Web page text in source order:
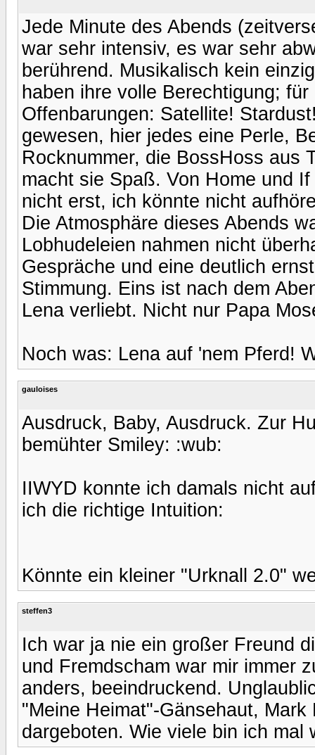
Jede Minute des Abends
war sehr intensiv, es war sehr
berührend. Musikalisch kein
haben ihre volle Berechtigung;
Offenbarungen: Satellite!
gewesen, hier jedes eine Perle,
Rocknummer, die BossHoss aus
macht sie Spaß. Von Home und
nicht erst, ich könnte nicht
Die Atmosphäre dieses Abends
Lobhudeleien nahmen nicht
Gespräche und eine deutlich
Stimmung. Eins ist nach dem
Lena verliebt. Nicht nur Papa
Noch was: Lena auf 'nem Pferd!
gauloises
Ausdruck, Baby, Ausdruck. Zur
bemühter Smiley: :wub:
IIWYD konnte ich damals nicht
ich die richtige Intuition:
Könnte ein kleiner "Urknall 2.0"
steffen3
Ich war ja nie ein großer Freund
und Fremdscham war mir immer
anders, beeindruckend.
"Meine Heimat"-Gänsehaut,
dargeboten. Wie viele bin ich